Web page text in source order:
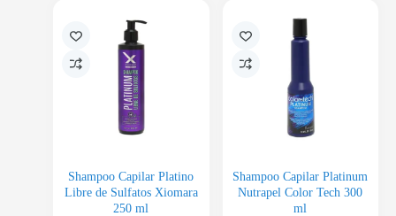
Shampoo Capilar Platino
Libre de Sulfatos Xiomara
250 ml
Shampoo Capilar Platinum
Nutrapel Color Tech 300
ml